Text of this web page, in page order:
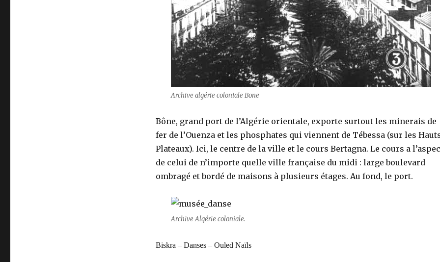
Archive algérie coloniale Bone
Bône, grand port de l’Algérie orientale, exporte surtout les minerais de
fer de l’Ouenza et les phosphates qui viennent de Tébessa (sur les
Plateaux). Ici, le centre de la ville et le cours Bertagna. Le cours a
de celui de n’importe quelle ville française du midi : large boulevard
ombragé et bordé de maisons à plusieurs étages. Au fond, le port.
Archive Algérie coloniale.
Biskra – Danses – Ouled Naïls